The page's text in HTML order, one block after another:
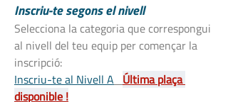
Inscriu-te segons el nivell
Selecciona la categoria que correspongui
al nivell del teu equip per començar la
inscripció:
Inscriu-te al Nivell A Última plaça
disponible !